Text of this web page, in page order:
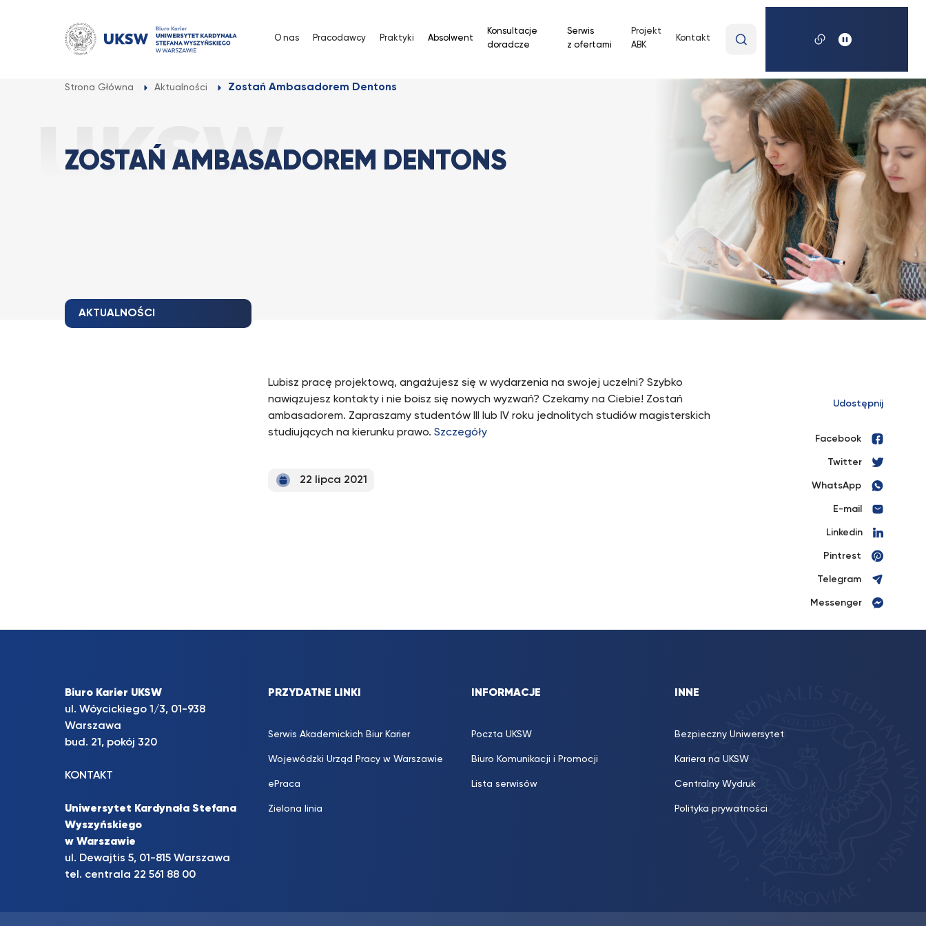
O nas Pracodawcy Praktyki Absolwent
Konsultacje
doradcze
Serwis
z ofertami
Projekt
ABK
Kontakt
wyszukiwaną
Strona Główna Aktualności Zostań Ambasadorem Dentons
ZOSTAŃ AMBASADOREM DENTONS
AKTUALNOŚCI
Lubisz pracę projektową, angażujesz się w wydarzenia na swojej uczelni? Szybko
nawiązujesz kontakty i nie boisz się nowych wyzwań? Czekamy na Ciebie! Zostań
ambasadorem. Zapraszamy studentów III lub IV roku jednolitych studiów magisterskich
studiujących na kierunku prawo. Szczegóły
22 lipca 2021
Udostępnij
Facebook
Twitter
WhatsApp
E-mail
Linkedin
Pintrest
Telegram
Messenger
Biuro Karier UKSW
ul. Wóycickiego 1/3, 01-938
Warszawa
bud. 21, pokój 320
KONTAKT
Uniwersytet Kardynała Stefana
Wyszyńskiego
w Warszawie
ul. Dewajtis 5, 01-815 Warszawa
tel. centrala 22 561 88 00
PRZYDATNE LINKI
Serwis Akademickich Biur Karier
Wojewódzki Urząd Pracy w Warszawie
ePraca
Zielona linia
INFORMACJE
Poczta UKSW
Biuro Komunikacji i Promocji
Lista serwisów
INNE
Bezpieczny Uniwersytet
Kariera na UKSW
Centralny Wydruk
Polityka prywatności